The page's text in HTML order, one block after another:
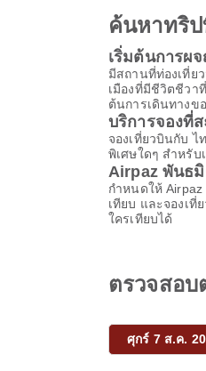
ค้นหาทริ
เริ่มต้นการผ
มีสถานที่ท่องเที่ย
เมืองที่มีชีวิตชีวา
ต้นการเดินทางข
บริการจองที่
จองเที่ยวบินกับ
พิเศษใดๆ สำหรั
Airpaz พันธ
กําหนดให้
เทียบ และจองเที่
ใครเทียบได้
ตรวจสอบ
ศุกร์ 7 ส.ค.